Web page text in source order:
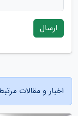
ارسال
اخبار و مقالات